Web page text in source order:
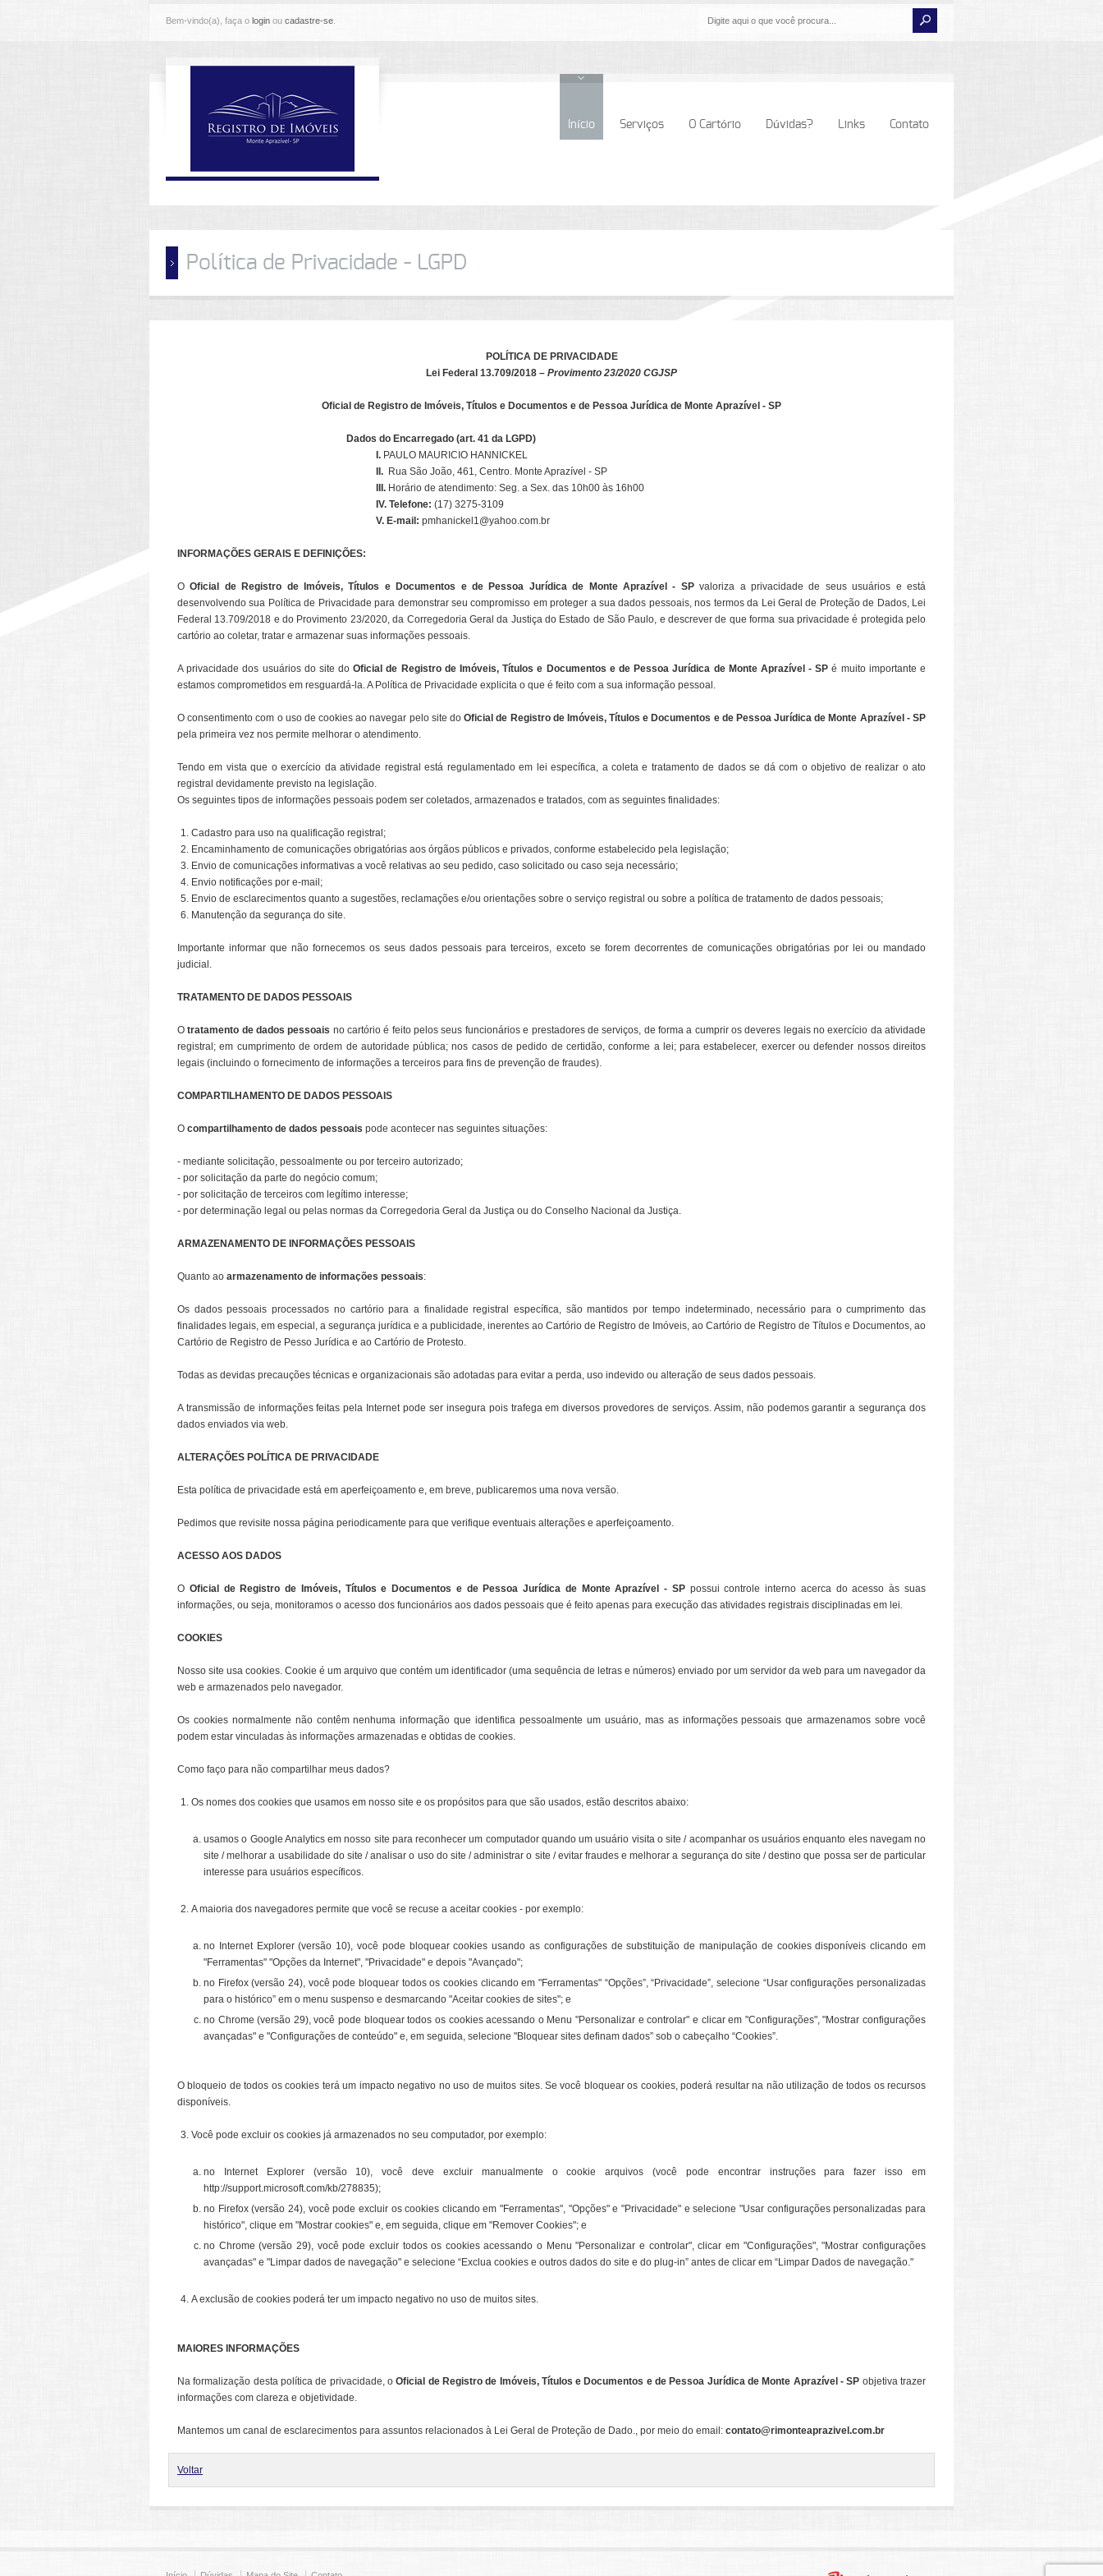
Bem-vindo(a), faça o login ou cadastre-se
Início Serviços O Cartório Dúvidas? Links Contato
Política de Privacidade - LGPD
POLÍTICA DE PRIVACIDADE
Lei Federal 13.709/2018 – Provimento 23/2020 CGJSP
Oficial de Registro de Imóveis, Títulos e Documentos e de Pessoa Jurídica de Monte Aprazível - SP
Dados do Encarregado (art. 41 da LGPD)
I. PAULO MAURICIO HANNICKEL
II. Rua São João, 461, Centro. Monte Aprazível - SP
III. Horário de atendimento: Seg. a Sex. das 10h00 às 16h00
IV. Telefone: (17) 3275-3109
V. E-mail: pmhanickel1@yahoo.com.br
INFORMAÇÕES GERAIS E DEFINIÇÕES:
OOficial de Registro de Imóveis, Títulos e Documentos e de Pessoa Jurídica de Monte Aprazível - SPvaloriza a privacidade de seus usuários e está
desenvolvendo sua Política de Privacidade para demonstrar seu compromisso em proteger a sua dados pessoais, nos termos da Lei Geral de Proteção de Dados, Lei
Federal 13.709/2018 e do Provimento 23/2020, da Corregedoria Geral da Justiça do Estado de São Paulo, e descrever de que forma sua privacidade é protegida pelo
cartório ao coletar, tratar e armazenar suas informações pessoais.
A privacidade dos usuários do site doOficial de Registro de Imóveis, Títulos e Documentos e de Pessoa Jurídica de Monte Aprazível - SP é muito importante e
estamos comprometidos em resguardá-la. A Política de Privacidade explicita o que é feito com a sua informação pessoal.
O consentimento com o uso de cookies ao navegar pelo site doOficial de Registro de Imóveis, Títulos e Documentos e de Pessoa Jurídica de Monte Aprazível - SP
pela primeira vez nos permite melhorar o atendimento.
Tendo em vista que o exercício da atividade registral está regulamentado em lei específica, a coleta e tratamento de dados se dá com o objetivo de realizar o ato
registral devidamente previsto na legislação.
Os seguintes tipos de informações pessoais podem ser coletados, armazenados e tratados, com as seguintes finalidades:
Cadastro para uso na qualificação registral;
Encaminhamento de comunicações obrigatórias aos órgãos públicos e privados, conforme estabelecido pela legislação;
Envio de comunicações informativas a você relativas ao seu pedido, caso solicitado ou caso seja necessário;
Envio notificações por e-mail;
Envio de esclarecimentos quanto a sugestões, reclamações e/ou orientações sobre o serviço registral ou sobre a política de tratamento de dados pessoais;
Manutenção da segurança do site.
Importante informar que não fornecemos os seus dados pessoais para terceiros, exceto se forem decorrentes de comunicações obrigatórias por lei ou mandado
judicial.
TRATAMENTO DE DADOS PESSOAIS
Otratamento de dados pessoais no cartório é feito pelos seus funcionários e prestadores de serviços, de forma a cumprir os deveres legais no exercício da atividade
registral; em cumprimento de ordem de autoridade pública; nos casos de pedido de certidão, conforme a lei; para estabelecer, exercer ou defender nossos direitos
legais (incluindo o fornecimento de informações a terceiros para fins de prevenção de fraudes).
COMPARTILHAMENTO DE DADOS PESSOAIS
O compartilhamento de dados pessoais pode acontecer nas seguintes situações:
- mediante solicitação, pessoalmente ou por terceiro autorizado;
- por solicitação da parte do negócio comum;
- por solicitação de terceiros com legítimo interesse;
- por determinação legal ou pelas normas da Corregedoria Geral da Justiça ou do Conselho Nacional da Justiça.
ARMAZENAMENTO DE INFORMAÇÕES PESSOAIS
Quanto ao armazenamento de informações pessoais:
Os dados pessoais processados no cartório para a finalidade registral específica, são mantidos por tempo indeterminado, necessário para o cumprimento das
finalidades legais, em especial, a segurança jurídica e a publicidade, inerentes ao Cartório de Registro de Imóveis, ao Cartório de Registro de Títulos e Documentos, ao
Cartório de Registro de Pesso Jurídica e ao Cartório de Protesto.
Todas as devidas precauções técnicas e organizacionais são adotadas para evitar a perda, uso indevido ou alteração de seus dados pessoais.
A transmissão de informações feitas pela Internet pode ser insegura pois trafega em diversos provedores de serviços. Assim, não podemos garantir a segurança dos
dados enviados via web.
ALTERAÇÕES POLÍTICA DE PRIVACIDADE
Esta política de privacidade está em aperfeiçoamento e, em breve, publicaremos uma nova versão.
Pedimos que revisite nossa página periodicamente para que verifique eventuais alterações e aperfeiçoamento.
ACESSO AOS DADOS
O Oficial de Registro de Imóveis, Títulos e Documentos e de Pessoa Jurídica de Monte Aprazível - SPpossui controle interno acerca do acesso às suas
informações, ou seja, monitoramos o acesso dos funcionários aos dados pessoais que é feito apenas para execução das atividades registrais disciplinadas em lei.
COOKIES
Nosso site usa cookies. Cookie é um arquivo que contém um identificador (uma sequência de letras e números) enviado por um servidor da web para um navegador da
web e armazenados pelo navegador.
Os cookies normalmente não contêm nenhuma informação que identifica pessoalmente um usuário, mas as informações pessoais que armazenamos sobre você
podem estar vinculadas às informações armazenadas e obtidas de cookies.
Como faço para não compartilhar meus dados?
Os nomes dos cookies que usamos em nosso site e os propósitos para que são usados, estão descritos abaixo:
usamos o Google Analytics em nosso site para reconhecer um computador quando um usuário visita o site / acompanhar os usuários enquanto eles navegam no
site / melhorar a usabilidade do site / analisar o uso do site / administrar o site / evitar fraudes e melhorar a segurança do site / destino que possa ser de particular
interesse para usuários específicos.
A maioria dos navegadores permite que você se recuse a aceitar cookies - por exemplo:
no Internet Explorer (versão 10), você pode bloquear cookies usando as configurações de substituição de manipulação de cookies disponíveis clicando em
"Ferramentas" "Opções da Internet", "Privacidade" e depois "Avançado";
no Firefox (versão 24), você pode bloquear todos os cookies clicando em "Ferramentas" “Opções”, “Privacidade”, selecione “Usar configurações personalizadas
para o histórico” em o menu suspenso e desmarcando "Aceitar cookies de sites"; e
no Chrome (versão 29), você pode bloquear todos os cookies acessando o Menu "Personalizar e controlar" e clicar em "Configurações", "Mostrar configurações
avançadas" e "Configurações de conteúdo" e, em seguida, selecione "Bloquear sites definam dados” sob o cabeçalho “Cookies”.
O bloqueio de todos os cookies terá um impacto negativo no uso de muitos sites. Se você bloquear os cookies, poderá resultar na não utilização de todos os recursos
disponíveis.
Você pode excluir os cookies já armazenados no seu computador, por exemplo:
no Internet Explorer (versão 10), você deve excluir manualmente o cookie arquivos (você pode encontrar instruções para fazer isso em
http://support.microsoft.com/kb/278835);
no Firefox (versão 24), você pode excluir os cookies clicando em "Ferramentas", "Opções" e "Privacidade" e selecione "Usar configurações personalizadas para
histórico", clique em "Mostrar cookies" e, em seguida, clique em "Remover Cookies"; e
no Chrome (versão 29), você pode excluir todos os cookies acessando o Menu "Personalizar e controlar", clicar em "Configurações", "Mostrar configurações
avançadas" e "Limpar dados de navegação" e selecione “Exclua cookies e outros dados do site e do plug-in” antes de clicar em “Limpar Dados de navegação."
A exclusão de cookies poderá ter um impacto negativo no uso de muitos sites.
MAIORES INFORMAÇÕES
Na formalização desta política de privacidade, oOficial de Registro de Imóveis, Títulos e Documentos e de Pessoa Jurídica de Monte Aprazível - SP objetiva trazer
informações com clareza e objetividade.
Mantemos um canal de esclarecimentos para assuntos relacionados à Lei Geral de Proteção de Dado., por meio do email: contato@rimonteaprazivel.com.br
Voltar